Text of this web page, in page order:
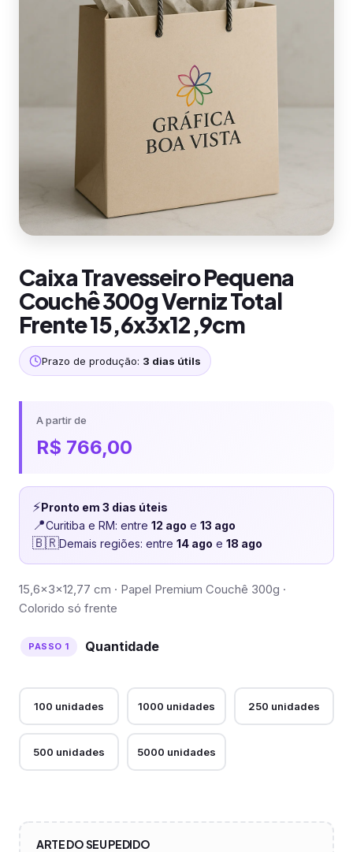
Caixa Travesseiro Pequena
Couchê 300g Verniz Total
Frente 15,6x3x12,9cm
Prazo de produção: 3 dias útils
A partir de
R$ 766,00
⚡Pronto em 3 dias úteis
📍Curitiba e RM: entre 12 ago e 13 ago
🇧🇷Demais regiões: entre 14 ago e 18 ago
15,6x3x12,77 cm · Papel Premium Couchê 300g ·
Colorido só frente
Quantidade
100 unidades 1000 unidades 250 unidades
500 unidades 5000 unidades
ARTE DO SEU PEDIDO